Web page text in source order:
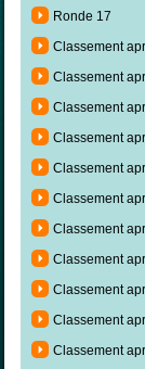
Ronde 17
Classement
Classement
Classement
Classement
Classement
Classement
Classement
Classement
Classement
Classement
Classement